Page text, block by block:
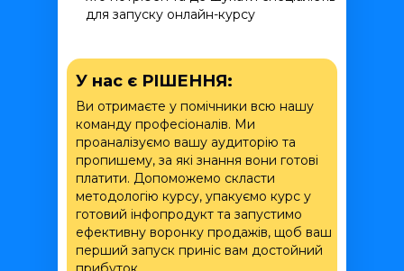
У нас є РІШЕННЯ:
Ви отримаєте у помічники всю нашу
команду професіоналів. Ми
проаналізуємо вашу аудиторію та
пропишему, за які знання вони готові
платити. Допоможемо скласти
методологію курсу, упакуємо курс у
готовий інфопродукт та запустимо
ефективну воронку продажів, щоб ваш
перший запуск приніс вам достойний
для запуску онлайн-курсу